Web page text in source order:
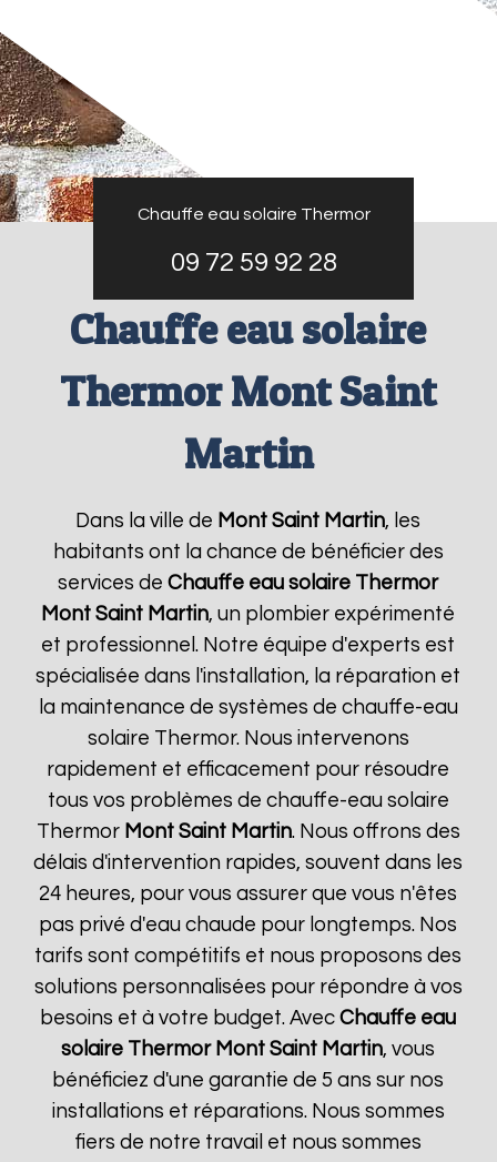
Chauffe eau solaire Thermor
09 72 59 92 28
Chauffe eau solaire
Thermor Mont Saint
Martin
Dans la ville de Mont Saint Martin, les
habitants ont la chance de bénéficier des
services deChauffe eau solaire Thermor
Mont Saint Martin, un plombier expérimenté
et professionnel. Notre équipe d'experts est
spécialisée dans l'installation, la réparation et
la maintenance de systèmes de chauffe-eau
solaire Thermor. Nous intervenons
rapidement et efficacement pour résoudre
tous vos problèmes de chauffe-eau solaire
Thermor Mont Saint Martin. Nous offrons des
délais d'intervention rapides, souvent dans les
24 heures, pour vous assurer que vous n'êtes
pas privé d'eau chaude pour longtemps. Nos
tarifs sont compétitifs et nous proposons des
solutions personnalisées pour répondre à vos
besoins et à votre budget. AvecChauffe eau
solaire Thermor Mont Saint Martin, vous
bénéficiez d'une garantie de 5 ans sur nos
installations et réparations. Nous sommes
fiers de notre travail et nous sommes